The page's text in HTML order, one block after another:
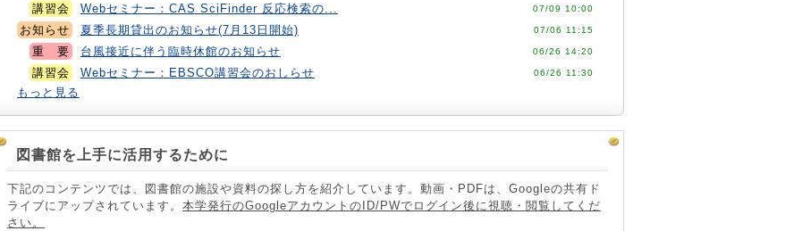
講習会 Webセミナー：CAS SciFinder 反応検索の... 07/09 10:00
お知らせ 夏季長期貸出のお知らせ(7月13日開始) 07/06 11:15
重 要 台風接近に伴う臨時休館のお知らせ 06/26 14:20
講習会 Webセミナー：EBSCO講習会のおしらせ 06/26 11:30
もっと見る
図書館を上手に活用するために
下記のコンテンツでは、図書館の施設や資料の探し方を紹介しています。動画・PDFは、Googleの共有ド
ライブにアップされています。 本学発行のGoogleアカウントのID/PWでログイン後に視聴・閲覧してくだ
さい。